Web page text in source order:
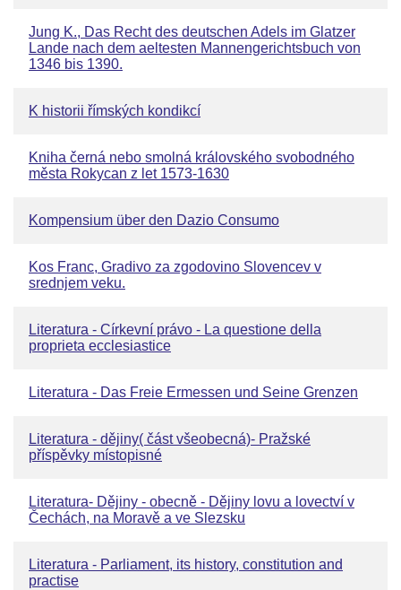
Jung K., Das Recht des deutschen Adels im Glatzer
Lande nach dem aeltesten Mannengerichtsbuch von
1346 bis 1390.
K historii římských kondikcí
Kniha černá nebo smolná královského svobodného
města Rokycan z let 1573-1630
Kompensium über den Dazio Consumo
Kos Franc, Gradivo za zgodovino Slovencev v
srednjem veku.
Literatura - Církevní právo - La questione della
proprieta ecclesiastice
Literatura - Das Freie Ermessen und Seine Grenzen
Literatura - dějiny( část všeobecná)- Pražské
příspěvky místopisné
Literatura- Dějiny - obecně - Dějiny lovu a lovectví v
Čechách, na Moravě a ve Slezsku
Literatura - Parliament, its history, constitution and
practise